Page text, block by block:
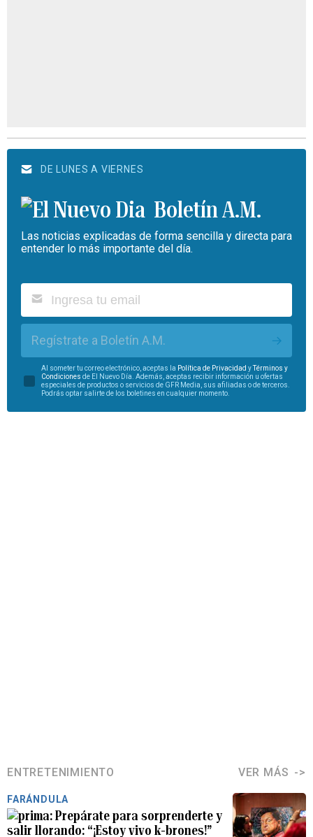
DE LUNES A VIERNES
Boletín A.M.
Las noticias explicadas de forma sencilla y directa para
entender lo más importante del día.
Regístrate a Boletín A.M.
Al someter tu correo electrónico, aceptas la Política de Privacidad yTérminos y
Condiciones de El Nuevo Día. Además, aceptas recibir información u ofertas
especiales de productos o servicios de GFR Media, sus afiliadas o de terceros.
Podrás optar salirte de los boletines en cualquier momento.
ENTRETENIMIENTO VER MÁS
FARÁNDULA
Prepárate para sorprenderte y
salir llorando: “¡Estoy vivo k-brones!”